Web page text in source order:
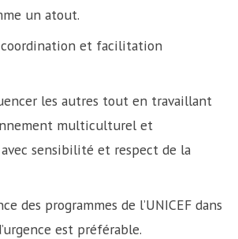
un atout.
et facilitation
les autres tout en travaillant
multiculturel et
sensibilité et respect de la
des programmes de l’UNICEF dans
est préférable.